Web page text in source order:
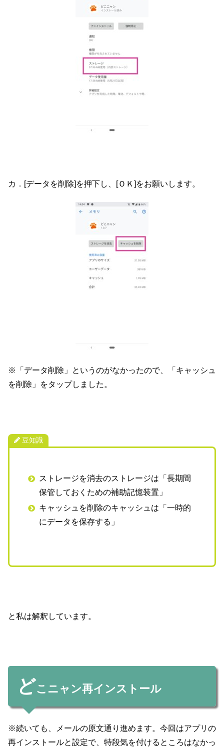
カ．[データを削除]を押下し、[ＯＫ]をお願いします。
※「データ削除」というのがなかったので、「キャッシュ
を削除」をタップしました。
豆知識
ストレージを消去のストレージは「長期間
保管しておくための補助記憶装置」
キャッシュを削除のキャッシュは「一時的
にデータを保存する」
と私は解釈しています。
どこニャン再インストール
※続いても、メールの原文通り進めます。今回はアプリの
再インストールと設定で、特段気を付けるところはなかっ